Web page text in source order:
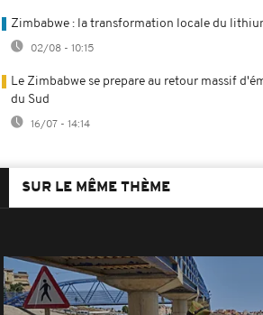
Zimbabwe : la transformation locale du
02/08 - 10:15
Le Zimbabwe se prepare au retour massif
du Sud
16/07 - 14:14
SUR LE MÊME THÈME